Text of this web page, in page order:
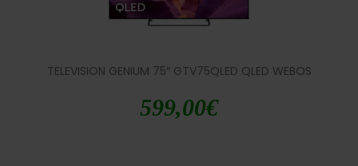
TELEVISION GENIUM 75″ GTV75QLED QLED WEBOS
599,00€